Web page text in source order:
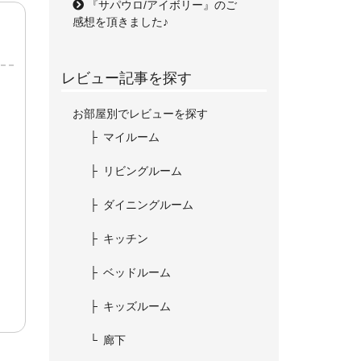
『サパウロ/アイボリー』のご
感想を頂きました♪
レビュー記事を探す
お部屋別でレビューを探す
マイルーム
リビングルーム
ダイニングルーム
キッチン
ベッドルーム
キッズルーム
廊下